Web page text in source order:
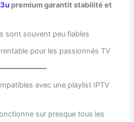
premium garantit stabilité et
sont souvent peu fiables
pour les passionnés TV
avec une playlist IPTV
sur presque tous les